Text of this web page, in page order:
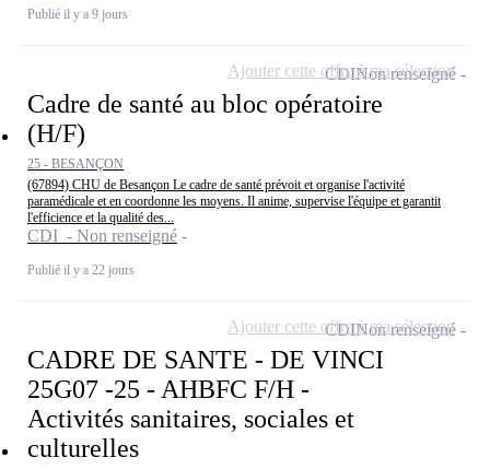
Publié il y a 9 jours
Cadre de santé au bloc opératoire
(H/F)
25 - BESANÇON
(67894) CHU de Besançon Le cadre de santé prévoit et organise l'activité
paramédicale et en coordonne les moyens. Il anime, supervise l'équipe et garantit
l'efficience et la qualité des...
CDI - Non renseigné
Publié il y a 22 jours
CDINon renseigné
Ajouter cette offre à ma sélection
CADRE DE SANTE - DE VINCI
25G07 -25 - AHBFC F/H -
Activités sanitaires, sociales et
culturelles
CDINon renseigné
Ajouter cette offre à ma sélection